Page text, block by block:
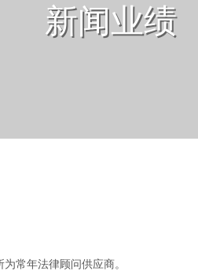
新闻业绩
常年法律顾问供应商。